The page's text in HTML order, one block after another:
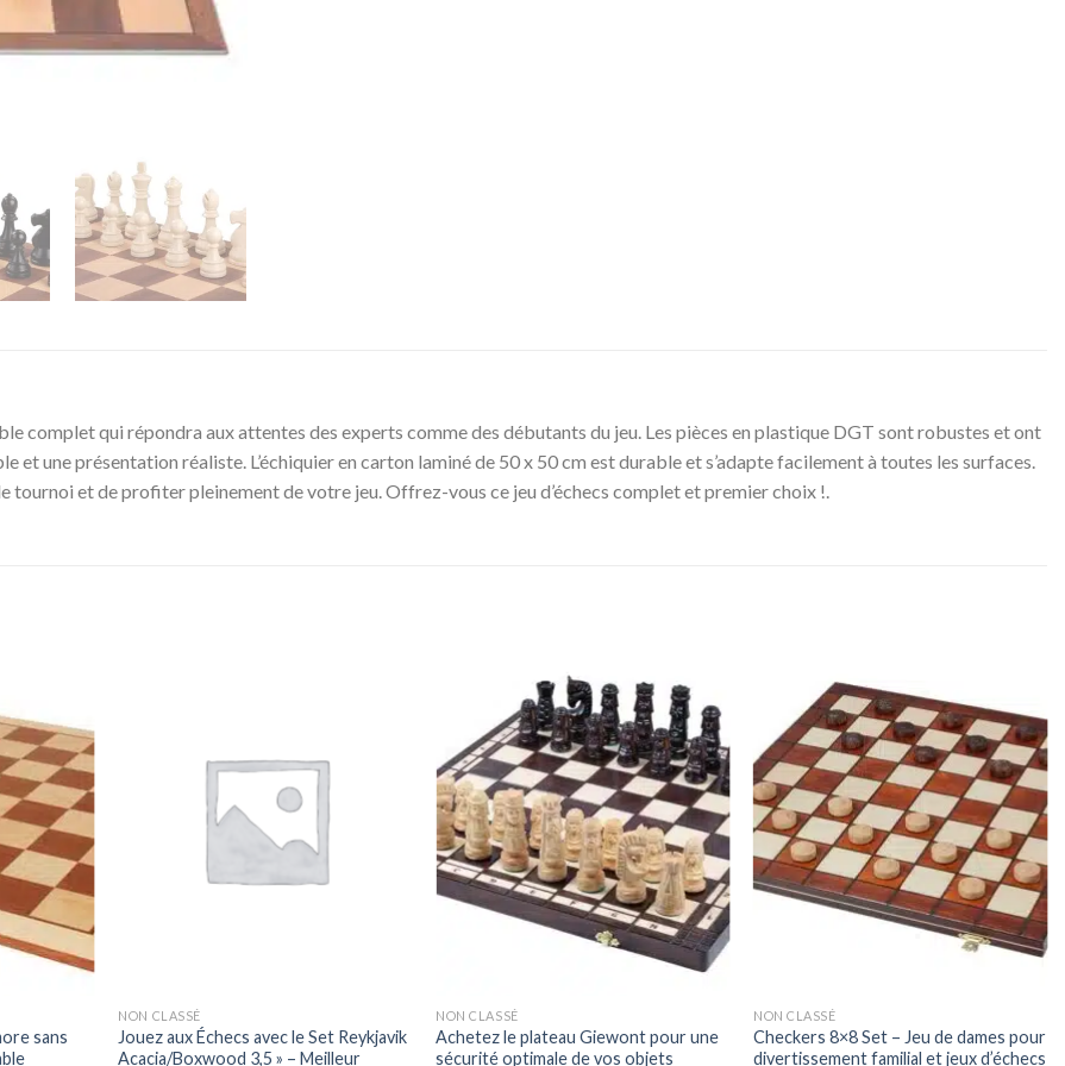
complet qui répondra aux attentes des experts comme des débutants du jeu. Les pièces en plastique DGT sont robustes et ont
et une présentation réaliste. L’échiquier en carton laminé de 50 x 50 cm est durable et s’adapte facilement à toutes les surfaces.
tournoi et de profiter pleinement de votre jeu. Offrez-vous ce jeu d’échecs complet et premier choix !.
sans
NON CLASSÉ
Jouez aux Échecs avec le Set Reykjavik
Acacia/Boxwood 3,5 » – Meilleur
NON CLASSÉ
Achetez le plateau Giewont pour une
sécurité optimale de vos objets
NON CLASSÉ
Checkers 8×8 Set – Jeu de dames pour
divertissement familial et jeux d’échecs